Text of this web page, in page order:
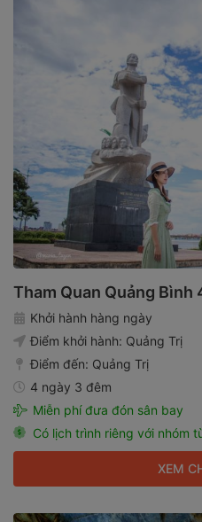
Tham Quan Quảng Bình
Khởi hành hàng ngày
Điểm khởi hành: Quảng Trị
Điểm đến: Quảng Trị
4 ngày 3 đêm
Miễn phí đưa đón sân bay
Có lịch trình riêng với nhóm
XEM